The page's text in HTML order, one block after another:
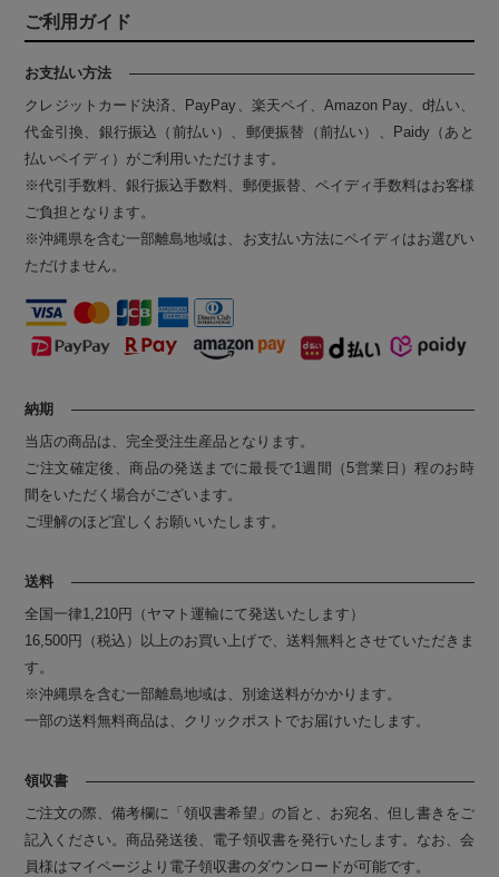
ご利用ガイド
お支払い方法
クレジットカード決済、PayPay、楽天ペイ、Amazon Pay、d払い、
代金引換、銀行振込（前払い）、郵便振替（前払い）、Paidy（あと
払いペイディ）がご利用いただけます。
※代引手数料、銀行振込手数料、郵便振替、ペイディ手数料はお客様
ご負担となります。
※沖縄県を含む一部離島地域は、お支払い方法にペイディはお選びい
ただけません。
納期
当店の商品は、完全受注生産品となります。
ご注文確定後、商品の発送までに最長で1週間（5営業日）程のお時
間をいただく場合がございます。
ご理解のほど宜しくお願いいたします。
送料
全国一律1,210円（ヤマト運輸にて発送いたします）
16,500円（税込）以上のお買い上げで、送料無料とさせていただきま
す。
※沖縄県を含む一部離島地域は、別途送料がかかります。
一部の送料無料商品は、クリックポストでお届けいたします。
領収書
ご注文の際、備考欄に「領収書希望」の旨と、お宛名、但し書きをご
記入ください。商品発送後、電子領収書を発行いたします。なお、会
員様はマイページより電子領収書のダウンロードが可能です。